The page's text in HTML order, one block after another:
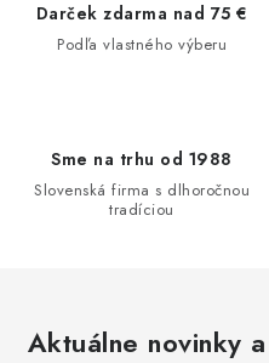
Darček zdarma nad 75 €
Podľa vlastného výberu
Sme na trhu od 1988
Slovenská firma s dlhoročnou
tradíciou
Aktuálne novinky